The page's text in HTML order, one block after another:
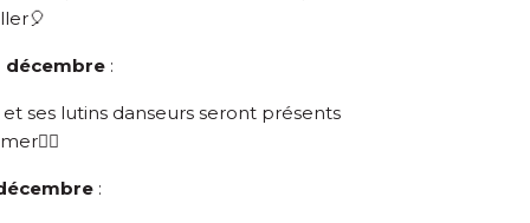
décembre:
ses lutins danseurs seront présents
: